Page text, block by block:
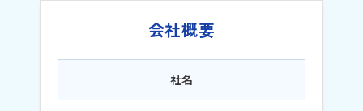
会社概要
社名